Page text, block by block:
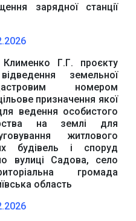
зарядної станції
Г.Г. проєкту
земельної
номером
призначення якої
ведення особистого
на землі для
житлового
будівель і споруд
вулиці Садова, село
громада
область